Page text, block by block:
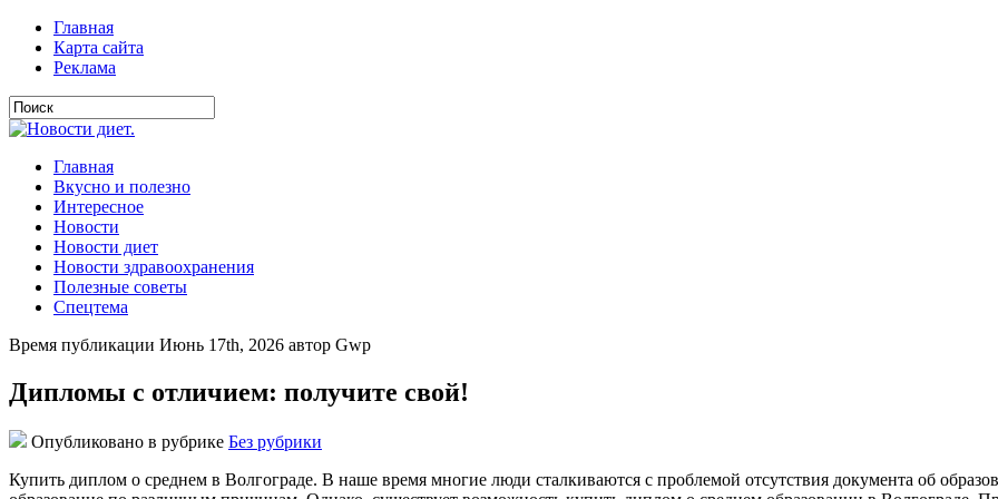
Главная
Карта сайта
Реклама
Главная
Вкусно и полезно
Интересное
Новости
Новости диет
Новости здравоохранения
Полезные советы
Спецтема
Время публикации Июнь 17th, 2026 автор Gwp
Дипломы с отличием: получите свой!
Опубликовано в рубрике Без рубрики
Купить диплом о среднем в Волгограде. В наше время многие люди сталкиваются с проблемой отсутствия документа об